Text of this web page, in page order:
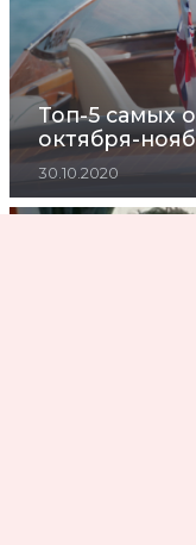
Топ-5 самых
октября-
30.10.2020